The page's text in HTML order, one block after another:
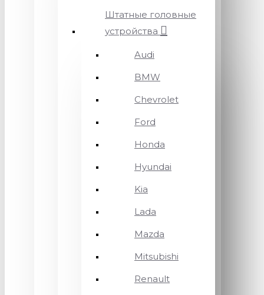
Штатные головные
устройства
Audi
BMW
Chevrolet
Ford
Honda
Hyundai
Kia
Lada
Mazda
Mitsubishi
Renault